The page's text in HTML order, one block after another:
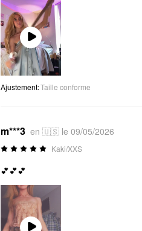
Play
Video
Ajustement:Taille conforme
m***3 en 🇺🇸 le 09/05/2026
Kaki/XXS
💕💕💕